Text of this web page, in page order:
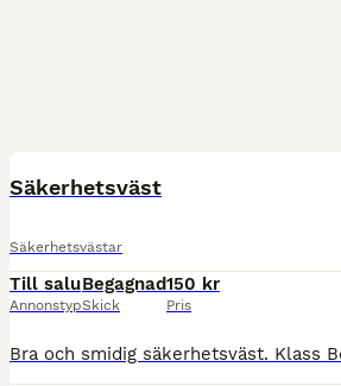
Säkerhetsväst
Säkerhetsvästar
Till salu
Annonstyp
Begagnad
Skick
150 kr
Pris